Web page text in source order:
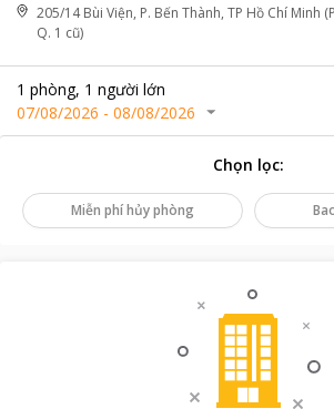
205/14 Bùi Viện, P. Bến Thành, TP Hồ Chí Minh
Q. 1 cũ)
1 phòng, 1 người lớn
07/08/2026 - 08/08/2026
Chọn lọc:
Miễn phí hủy phòng